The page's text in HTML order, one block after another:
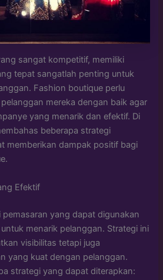
sangat kompetitif, memiliki
tepat sangatlah penting untuk
Fashion boutique perlu
mereka dengan baik agar
yang menarik dan efektif. Di
beberapa strategi
memberikan dampak positif bagi
Efektif
yang dapat digunakan
menarik pelanggan. Strategi ini
visibilitas tetapi juga
yang kuat dengan pelanggan.
strategi yang dapat diterapkan: